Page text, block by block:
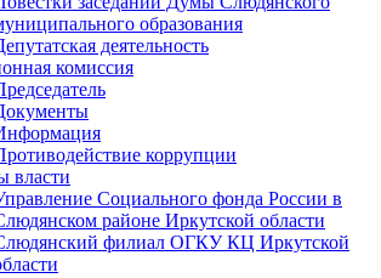
образования
деятельность
комиссия
коррупции
власти
Социального фонда России в
районе Иркутской области
филиал ОГКУ КЦ Иркутской